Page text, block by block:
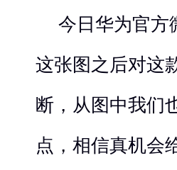
今日华为官方
这张图之后对这
断，从图中我们
点，相信真机会